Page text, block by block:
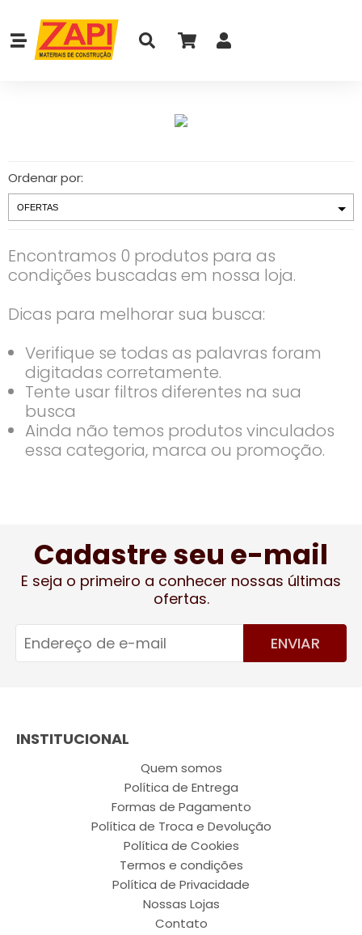
Ordenar por:
Encontramos 0 produtos para as
condições buscadas em nossa loja.
Dicas para melhorar sua busca:
Verifique se todas as palavras foram
digitadas corretamente.
Tente usar filtros diferentes na sua
busca
Ainda não temos produtos vinculados
essa categoria, marca ou promoção.
Cadastre seu e-mail
E seja o primeiro a conhecer nossas últimas
ofertas.
ENVIAR
INSTITUCIONAL
Quem somos
Política de Entrega
Formas de Pagamento
Política de Troca e Devolução
Política de Cookies
Termos e condições
Política de Privacidade
Nossas Lojas
Contato